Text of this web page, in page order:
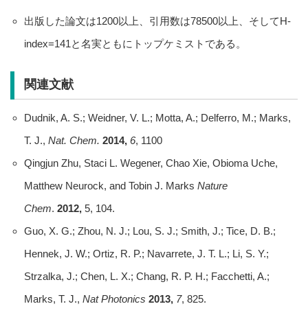
出版した論文は1200以上、引用数は78500以上、そしてH-
index=141と名実ともにトップケミストである。
関連文献
Dudnik, A. S.; Weidner, V. L.; Motta, A.; Delferro, M.; Marks,
T. J., Nat. Chem. 2014, 6, 1100
Qingjun Zhu, Staci L. Wegener, Chao Xie, Obioma Uche,
Matthew Neurock, and Tobin J. Marks Nature
Chem. 2012,5, 104.
Guo, X. G.; Zhou, N. J.; Lou, S. J.; Smith, J.; Tice, D. B.;
Hennek, J. W.; Ortiz, R. P.; Navarrete, J. T. L.; Li, S. Y.;
Strzalka, J.; Chen, L. X.; Chang, R. P. H.; Facchetti, A.;
Marks, T. J., Nat Photonics 2013, 7, 825.